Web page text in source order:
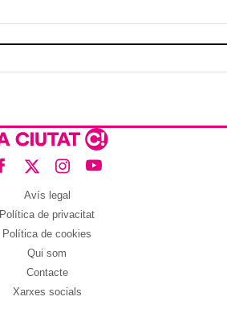
Avís legal
Política de privacitat
Política de cookies
Qui som
Contacte
Xarxes socials